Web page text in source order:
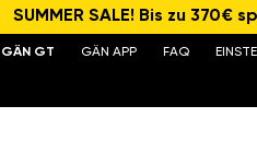
SUMMER SALE! Bis zu 370€
GÄN GT GÄN APP FAQ